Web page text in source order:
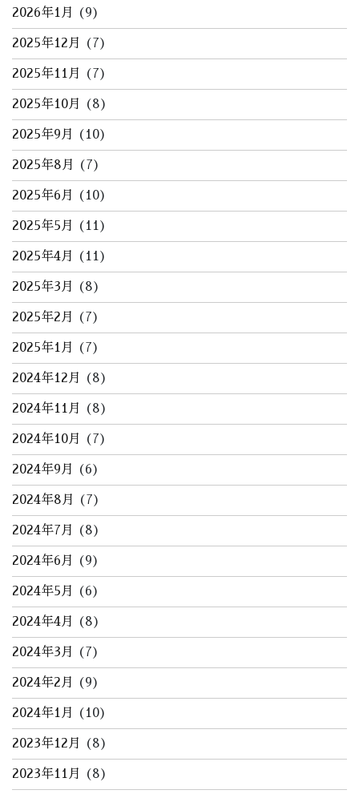
2026年1月 (9)
2025年12月 (7)
2025年11月 (7)
2025年10月 (8)
2025年9月 (10)
2025年8月 (7)
2025年6月 (10)
2025年5月 (11)
2025年4月 (11)
2025年3月 (8)
2025年2月 (7)
2025年1月 (7)
2024年12月 (8)
2024年11月 (8)
2024年10月 (7)
2024年9月 (6)
2024年8月 (7)
2024年7月 (8)
2024年6月 (9)
2024年5月 (6)
2024年4月 (8)
2024年3月 (7)
2024年2月 (9)
2024年1月 (10)
2023年12月 (8)
2023年11月 (8)